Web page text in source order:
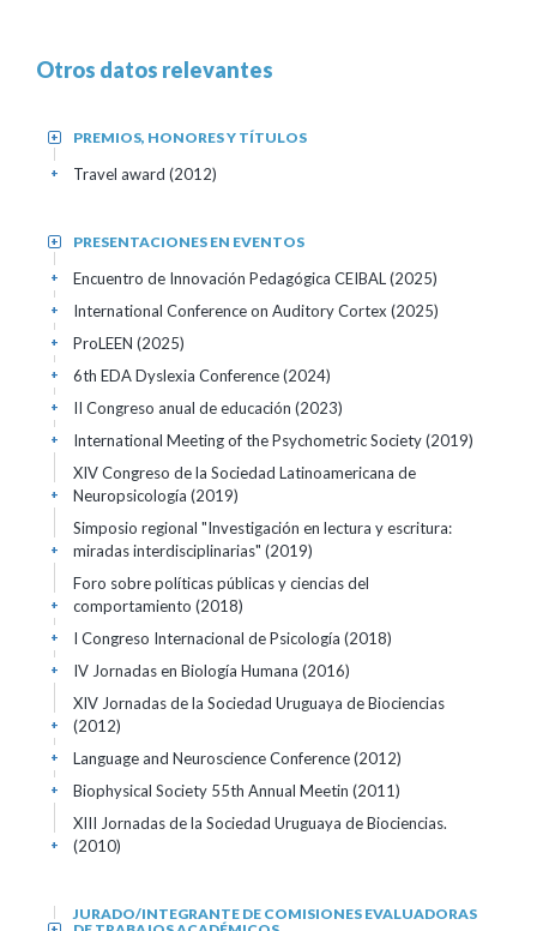
Otros datos relevantes
PREMIOS, HONORES Y TÍTULOS
+
Travel award (2012)
+
PRESENTACIONES EN EVENTOS
+
Encuentro de Innovación Pedagógica CEIBAL(2025)
+
International Conference on Auditory Cortex (2025)
+
ProLEEN (2025)
+
6th EDA Dyslexia Conference(2024)
+
II Congreso anual de educación (2023)
+
International Meeting of the Psychometric Society(2019)
+
XIV Congreso de la Sociedad Latinoamericana de
Neuropsicología (2019)
+
Simposio regional "Investigación en lectura y escritura:
miradas interdisciplinarias" (2019)
+
Foro sobre políticas públicas y ciencias del
comportamiento (2018)
+
I Congreso Internacional de Psicología (2018)
+
IV Jornadas en Biología Humana (2016)
+
XIV Jornadas de la Sociedad Uruguaya de Biociencias
(2012)
+
Language and Neuroscience Conference(2012)
+
Biophysical Society 55th Annual Meetin (2011)
+
XIII Jornadas de la Sociedad Uruguaya de Biociencias.
(2010)
+
JURADO/INTEGRANTE DE COMISIONES EVALUADORAS